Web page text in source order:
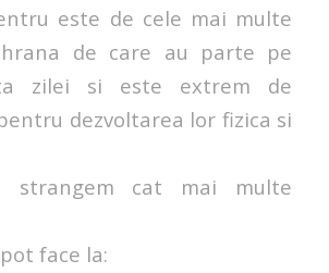
este de cele mai multe
de care au parte pe
zilei si este extrem de
dezvoltarea lor fizica si
strangem cat mai multe
face la: